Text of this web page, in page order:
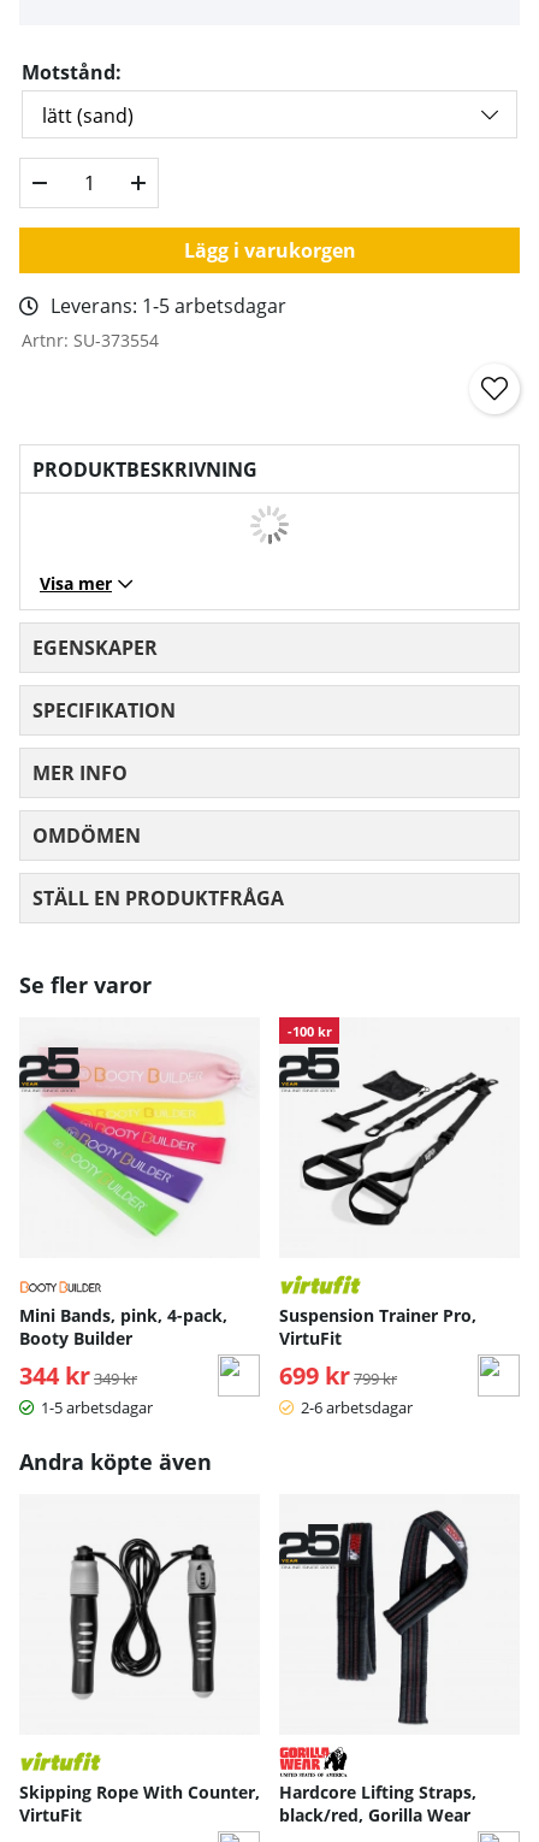
Motstånd:
Lägg i varukorgen
Leverans: 1-5 arbetsdagar
Artnr: SU-373554
PRODUKTBESKRIVNING
Visa mer
EGENSKAPER
SPECIFIKATION
MER INFO
OMDÖMEN
STÄLL EN PRODUKTFRÅGA
Se fler varor
Mini Bands, pink, 4-pack,
Booty Builder
344 kr Ordinarie pris:
349 kr
1-5 arbetsdagar
-100 kr
Suspension Trainer Pro,
VirtuFit
699 krOrdinarie pris:
799 kr
2-6 arbetsdagar
Andra köpte även
Skipping Rope With Counter,
VirtuFit
Hardcore Lifting Straps,
black/red, Gorilla Wear